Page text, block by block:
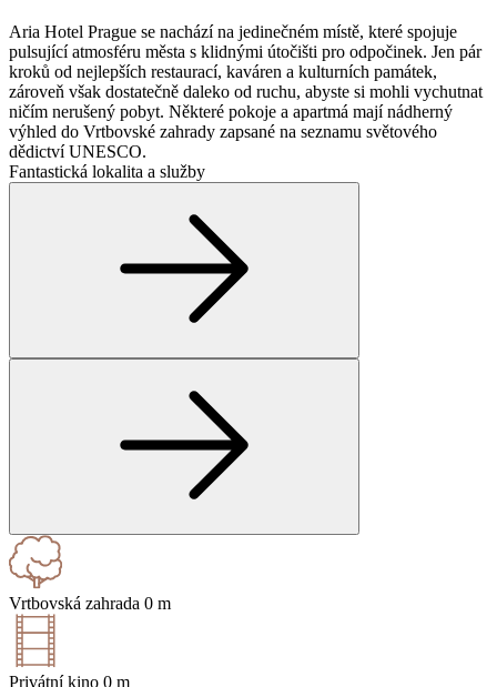
Aria Hotel Prague se nachází na jedinečném místě, které spojuje
pulsující atmosféru města s klidnými útočišti pro odpočinek. Jen pár
kroků od nejlepších restaurací, kaváren a kulturních památek,
zároveň však dostatečně daleko od ruchu, abyste si mohli vychutnat
ničím nerušený pobyt. Některé pokoje a apartmá mají nádherný
výhled do Vrtbovské zahrady zapsané na seznamu světového
dědictví UNESCO.
Fantastická lokalita a služby
Vrtbovská zahrada 0 m
Privátní kino 0 m